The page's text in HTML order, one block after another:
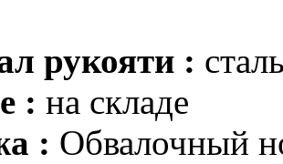
рукояти :
: на складе
: Обвалочный